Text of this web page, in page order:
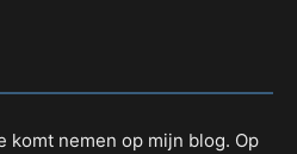
komt nemen op mijn blog. Op